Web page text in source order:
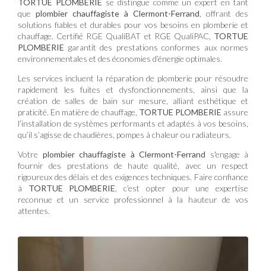
TORTUE PLOMBERIE se distingue comme un expert en tant
que plombier chauffagiste à Clermont-Ferrand , offrant des
solutions fiables et durables pour vos besoins en plomberie et
chauffage. Certifié RGE QualiBAT et RGE QualiPAC, TORTUE
PLOMBERIE garantit des prestations conformes aux normes
environnementales et des économies d’énergie optimales.
Les services incluent la réparation de plomberie pour résoudre
rapidement les fuites et dysfonctionnements, ainsi que la
création de salles de bain sur mesure, alliant esthétique et
praticité. En matière de chauffage, TORTUE PLOMBERIE assure
l’installation de systèmes performants et adaptés à vos besoins,
qu’il s’agisse de chaudières, pompes à chaleur ou radiateurs.
Votre plombier chauffagiste à Clermont-Ferrand s'engage à
fournir des prestations de haute qualité, avec un respect
rigoureux des délais et des exigences techniques. Faire confiance
à TORTUE PLOMBERIE , c’est opter pour une expertise
reconnue et un service professionnel à la hauteur de vos
attentes.